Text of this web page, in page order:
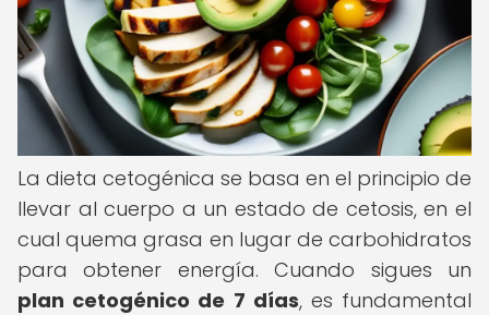
La dieta cetogénica se basa en el principio de
llevar al cuerpo a un estado de cetosis, en el
cual quema grasa en lugar de carbohidratos
para obtener energía. Cuando sigues un
plan cetogénico de 7 días, es fundamental